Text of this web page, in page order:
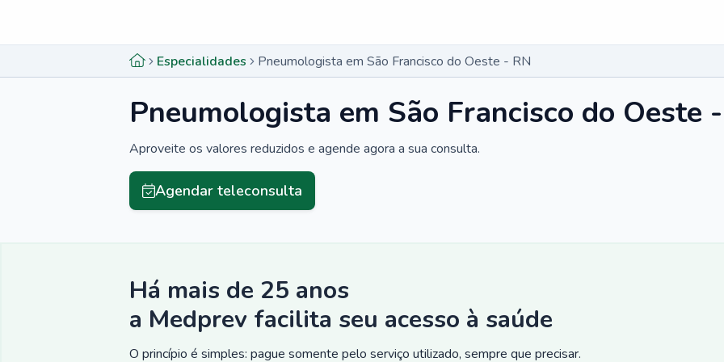
Especialidades Pneumologista em São Francisco do Oeste - RN
Pneumologista em São Francisco do Oeste
Aproveite os valores reduzidos e agende agora a sua consulta.
Agendar teleconsulta
Há mais de 25 anos
a Medprev facilita seu acesso à saúde
O princípio é simples: pague somente pelo serviço utilizado, sempre que precisar.